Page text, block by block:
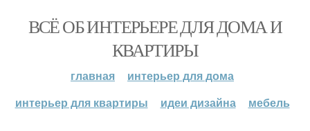
ВСЁ ОБ ИНТЕРЬЕРЕ ДЛЯ ДОМА И
КВАРТИРЫ
главная
интерьер для дома
интерьер для квартиры
идеи дизайна мебель